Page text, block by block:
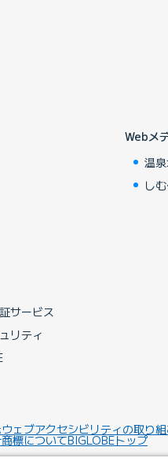
サービス
リティ
Webメ
温
し
ウェブアクセシビリティの取り
商標についてBIGLOBEトップ